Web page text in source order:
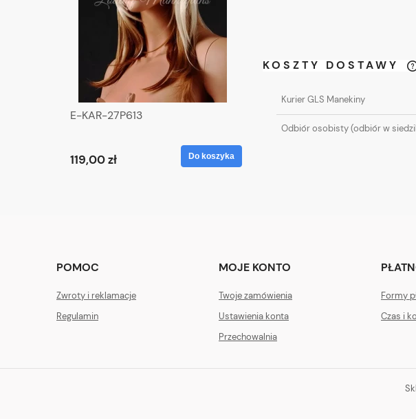
E-KAR-27P613
119,00 zł Do koszyka
KOSZTY DOSTAWY
Kurier GLS Manekiny
Odbiór osobisty(odbiór w
POMOC
Zwroty i reklamacje
Regulamin
MOJE KONTO
Twoje zamówienia
Ustawienia konta
Przechowalnia
Formy
Czas i